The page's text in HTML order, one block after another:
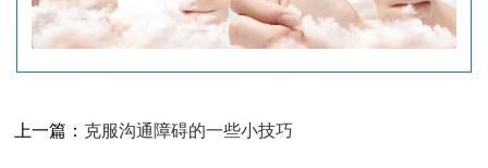
上一篇： 克服沟通障碍的一些小技巧